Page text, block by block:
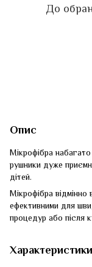
До
Опис
Мікрофібра
рушники дуже
дітей.
Мікрофібра
ефективними для
процедур або після
Характеристики